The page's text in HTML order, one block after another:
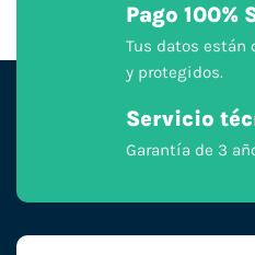
Pago 100%
Tus datos están
y protegidos.
Servicio
Garantía de 3